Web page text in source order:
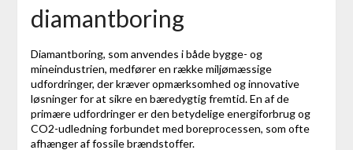
diamantboring
Diamantboring, som anvendes i både bygge- og
mineindustrien, medfører en række miljømæssige
udfordringer, der kræver opmærksomhed og innovative
løsninger for at sikre en bæredygtig fremtid. En af de
primære udfordringer er den betydelige energiforbrug og
CO2-udledning forbundet med boreprocessen, som ofte
afhænger af fossile brændstoffer.